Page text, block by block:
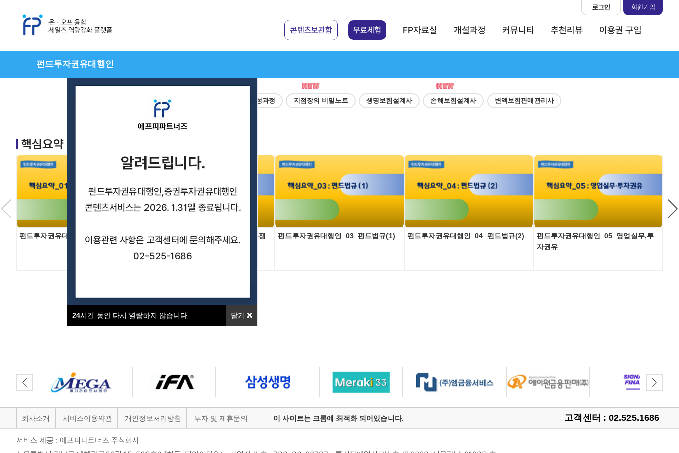
콘텐츠보관함 무료체험 FP자료실 개설과정 커뮤니티 추천리뷰 이용권 구입
로그인 회원가입
펀드투자권유대행인
24시간 동안 다시 열람하지 않습니다. 닫기
신입과정 최강매니저 양성과정 지점장의 비밀노트 생명보험설계사 손해보험설계사 변액보험판매관리사
핵심요약
펀드투자권유대행인_01_직무윤리
펀드투자권유대행인_02_투자자 분쟁
예방
펀드투자권유대행인_03_펀드법규(1) 펀드투자권유대행인_04_펀드법규(2)
펀드투자권유대행인_05_영업실무,투
자권유
회사소개 서비스이용약관 개인정보처리방침 투자 및 제휴문의 이 사이트는 크롬에 최적화 되어있습니다. 고객센터 : 02.525.1686
서비스 제공 : 에프피파트너즈 주식회사